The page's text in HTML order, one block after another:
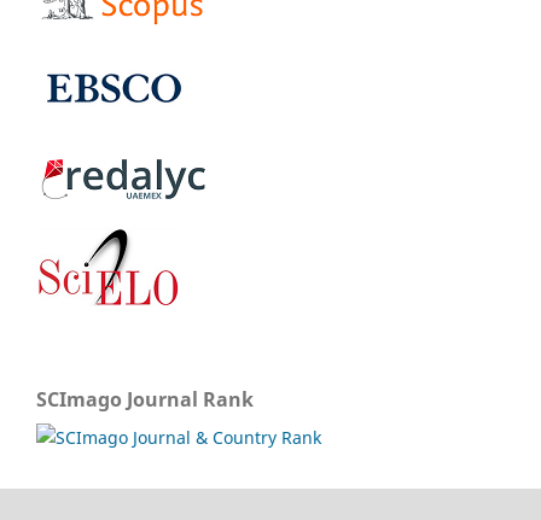
SCImago Journal Rank